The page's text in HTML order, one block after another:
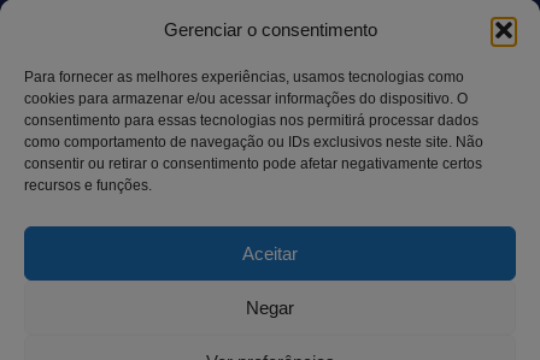
Gerenciar o consentimento
Para fornecer as melhores experiências, usamos tecnologias como
cookies para armazenar e/ou acessar informações do dispositivo. O
consentimento para essas tecnologias nos permitirá processar dados
como comportamento de navegação ou IDs exclusivos neste site. Não
consentir ou retirar o consentimento pode afetar negativamente certos
recursos e funções.
Aceitar
Negar
Canal LGPD e Segurança da Informação
Contato